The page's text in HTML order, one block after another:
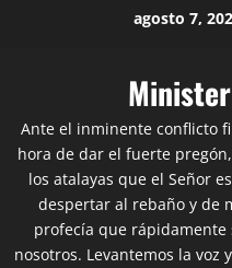
agosto 7,
Ante el inminente conflicto
hora de dar el fuerte
los atalayas que el Señor
despertar al rebaño y de
profecía que
nosotros. Levantemos la voz